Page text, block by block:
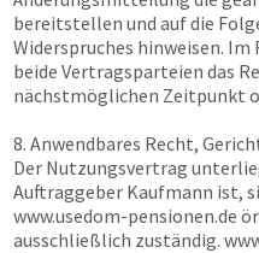
bereitstellen und auf die
Widerspruches hinweisen. Im
beide Vertragsparteien das
nächstmöglichen Zeitpunkt
8. Anwendbares Recht,
Der Nutzungsvertrag
Auftraggeber Kaufmann ist,
www.usedom-pensionen.de
ausschließlich zuständig.